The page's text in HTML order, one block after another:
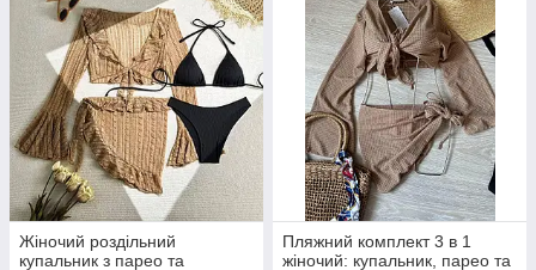
Жіночий роздільний
купальник з парео та
Пляжний комплект 3 в 1
жіночий: купальник, парео та